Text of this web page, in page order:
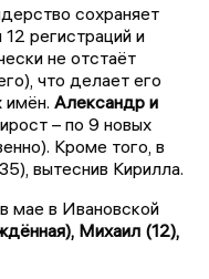
сохраняет
12 регистраций и
не отстаёт
что делает его
имён. Александр и
– по 9 новых
Кроме того, в
вытеснив Кирилла.
мае в Ивановской
Михаил (12),